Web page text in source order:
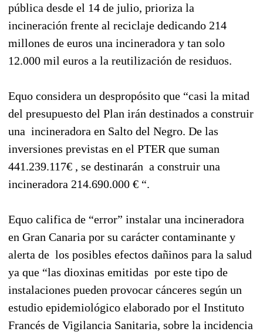
pública desde el 14 de julio, prioriza la
incineración frente al reciclaje dedicando 214
millones de euros una incineradora y tan solo
12.000 mil euros a la reutilización de residuos.
Equo considera un despropósito que “casi la mitad
del presupuesto del Plan irán destinados a construir
una incineradora en Salto del Negro. De las
inversiones previstas en el PTER que suman
441.239.117€ , se destinarán a construir una
incineradora 214.690.000 € “.
Equo califica de “error” instalar una incineradora
en Gran Canaria por su carácter contaminante y
alerta de los posibles efectos dañinos para la salud
ya que “las dioxinas emitidas por este tipo de
instalaciones pueden provocar cánceres según un
estudio epidemiológico elaborado por el Instituto
Francés de Vigilancia Sanitaria, sobre la incidencia